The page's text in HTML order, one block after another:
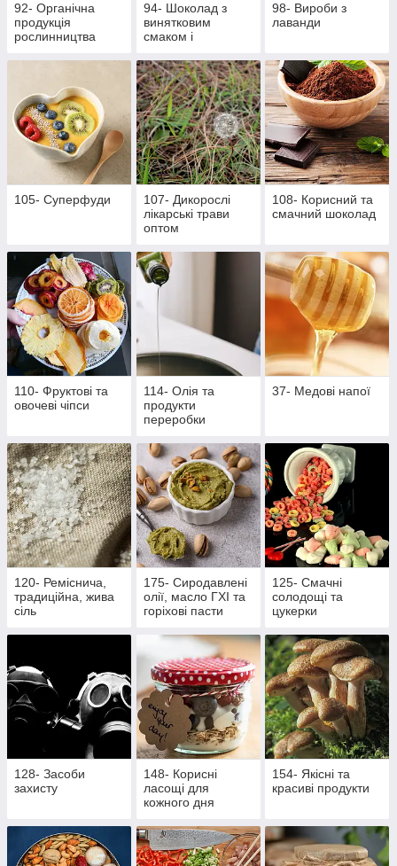
92- Органічна
продукція
рослинництва
94- Шоколад з
винятковим
смаком і
98- Вироби з
лаванди
105- Суперфуди
107- Дикорослі
лікарські трави
оптом
108- Корисний та
смачний шоколад
110- Фруктові та
овочеві чіпси
114- Олія та
продукти
переробки
37- Медові напої
120- Реміснича,
традиційна, жива
сіль
175- Сиродавлені
олії, масло ГХІ та
горіхові пасти
125- Смачні
солодощі та
цукерки
128- Засоби
захисту
148- Корисні
ласощі для
кожного дня
154- Якісні та
красиві продукти